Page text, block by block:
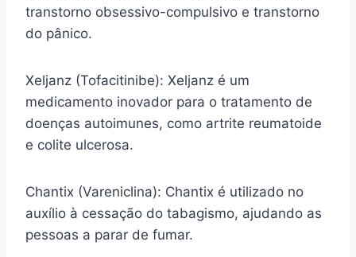
transtorno obsessivo-compulsivo e transtorno
do pânico.
Xeljanz (Tofacitinibe): Xeljanz é um
medicamento inovador para o tratamento de
doenças autoimunes, como artrite reumatoide
e colite ulcerosa.
Chantix (Vareniclina): Chantix é utilizado no
auxílio à cessação do tabagismo, ajudando as
pessoas a parar de fumar.